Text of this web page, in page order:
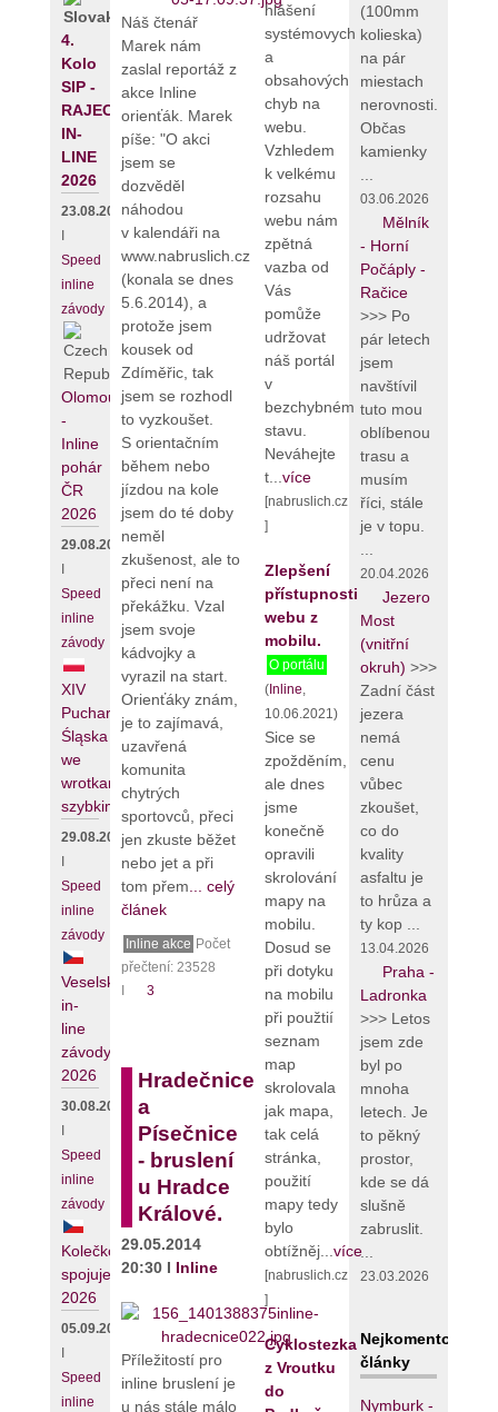
4.
Kolo
SIP -
RAJECKÝ
IN-
LINE
2026
23.08.2026
Speed
inline
závody
Olomouc
-
Inline
pohár
ČR
2026
29.08.2026
Speed
inline
závody
XIV
Puchar
Śląska
we
wrotkarstwie
szybkim
29.08.2026
Speed
inline
závody
Veselské
in-
line
závody
2026
30.08.2026
Speed
inline
závody
Kolečko
spojuje
2026
05.09.2026
Speed
inline
Náš čtenář
Marek nám
zaslal reportáž z
akce Inline
orienťák. Marek
píše: "O akci
jsem se
dozvěděl
náhodou
v kalendáři na
www.nabruslich.cz
(konala se dnes
5.6.2014), a
protože jsem
kousek od
Zdíměřic, tak
jsem se rozhodl
to vyzkoušet.
S orientačním
během nebo
jízdou na kole
jsem do té doby
neměl
zkušenost, ale to
přeci není na
překážku. Vzal
jsem svoje
kádvojky a
vyrazil na start.
Orienťáky znám,
je to zajímavá,
uzavřená
komunita
chytrých
sportovců, přeci
jen zkuste běžet
nebo jet a při
tom přem... celý
článek
Inline akce Počet
přečtení: 23528
3
Hradečnice
a
Písečnice
- bruslení
u Hradce
Králové.
29.05.2014
20:30 I Inline
Příležitostí pro
inline bruslení je
u nás stále málo
hlášení
systémovych
a
obsahových
chyb na
webu.
Vzhledem
k velkému
rozsahu
webu nám
zpětná
vazba od
Vás
pomůže
udržovat
náš portál
v
bezchybném
stavu.
Neváhejte
t... více
[nabruslich.cz
]
Zlepšení
přístupnosti
webu z
mobilu.
O portálu
(Inline,
10.06.2021)
Sice se
zpožděním,
ale dnes
jsme
konečně
opravili
skrolování
mapy na
mobilu.
Dosud se
při dotyku
na mobilu
při použtií
seznam
map
skrolovala
jak mapa,
tak celá
stránka,
použití
mapy tedy
bylo
obtížněj...více
[nabruslich.cz
]
Cyklostezka
z Vroutku
do
(100mm
kolieska)
na pár
miestach
nerovnosti.
Občas
kamienky
...
03.06.2026
Mělník
- Horní
Počáply -
Račice
>>> Po
pár letech
jsem
navštívil
tuto mou
oblíbenou
trasu a
musím
říci, stále
je v topu.
...
20.04.2026
Jezero
Most
(vnitřní
okruh) >>>
Zadní část
jezera
nemá
cenu
vůbec
zkoušet,
co do
kvality
asfaltu je
to hrůza a
ty kop ...
13.04.2026
Praha -
Ladronka
>>> Letos
jsem zde
byl po
mnoha
letech. Je
to pěkný
prostor,
kde se dá
slušně
zabruslit.
...
23.03.2026
články
Nymburk -